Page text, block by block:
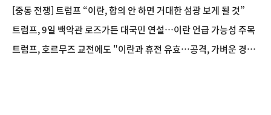
[중동 전쟁] 트럼프 “이란, 합의 안 하면 거대한 섬광 보게 될 것”
트럼프, 9일 백악관 로즈가든 대국민 연설…이란 언급 가능성 주목
트럼프, 호르무즈 교전에도 "이란과 휴전 유효…공격, 가벼운 경고